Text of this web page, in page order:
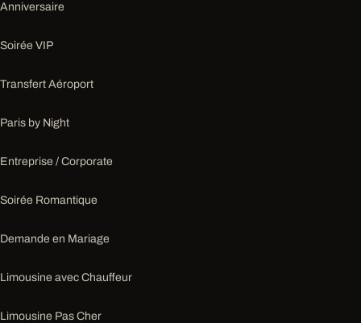
Anniversaire
Soirée VIP
Transfert Aéroport
Paris by Night
Entreprise / Corporate
Soirée Romantique
Demande en Mariage
Limousine avec Chauffeur
Limousine Pas Cher